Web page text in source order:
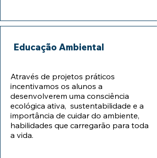
Educação Ambiental
Através de projetos práticos
incentivamos os alunos a
desenvolverem uma consciência
ecológica ativa, sustentabilidade e a
importância de cuidar do ambiente,
habilidades que carregarão para toda
a vida.